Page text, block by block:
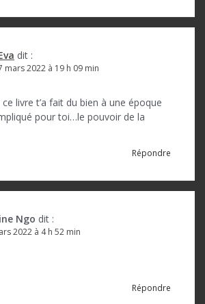
dit :
mars 2022 à 19 h 09 min
livre t’a fait du bien à une époque
pour toi…le pouvoir de la
Répondre
Ngo dit :
2022 à 4 h 52 min
Répondre